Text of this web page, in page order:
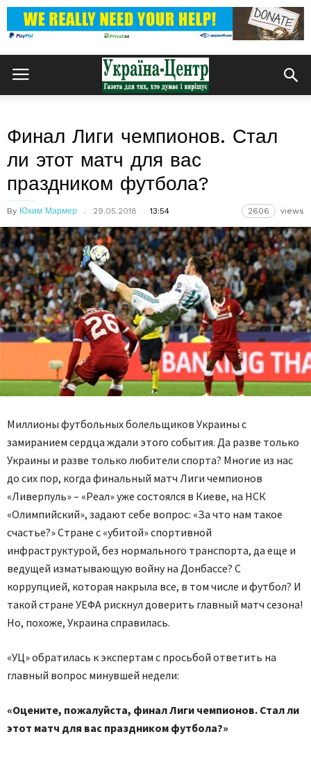
Финал Лиги чемпионов. Стал
ли этот матч для вас
праздником футбола?
By Юхим Мармер 29.05.2018 13:54 2606 views
Миллионы футбольных болельщиков Украины с
замиранием сердца ждали этого события. Да разве только
Украины и разве только любители спорта? Многие из нас
до сих пор, когда финальный матч Лиги чемпионов
«Ливерпуль» – «Реал» уже состоялся в Киеве, на НСК
«Олимпийский», задают себе вопрос: «За что нам такое
счастье?» Стране с «убитой» спортивной
инфраструктурой, без нормального транспорта, да еще и
ведущей изматывающую войну на Донбассе? С
коррупцией, которая накрыла все, в том числе и футбол? И
такой стране УЕФА рискнул доверить главный матч сезона!
Но, похоже, Украина справилась.
«УЦ» обратилась к экспертам с просьбой ответить на
главный вопрос минувшей недели:
«Оцените, пожалуйста, финал Лиги чемпионов. Стал ли
этот матч для вас праздником футбола?»